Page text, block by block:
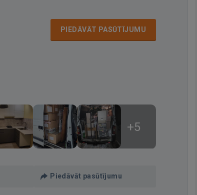
PIEDĀVĀT PASŪTĪJUMU
+5
Piedāvāt pasūtījumu